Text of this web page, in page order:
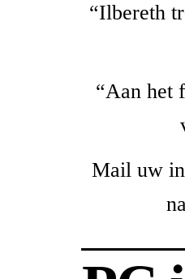
“Ilbereth
“Aan het
Mail uw